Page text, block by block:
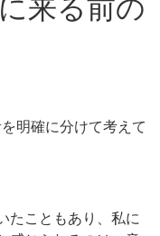
来る前の
明確に分けて考えて
たこともあり、私に